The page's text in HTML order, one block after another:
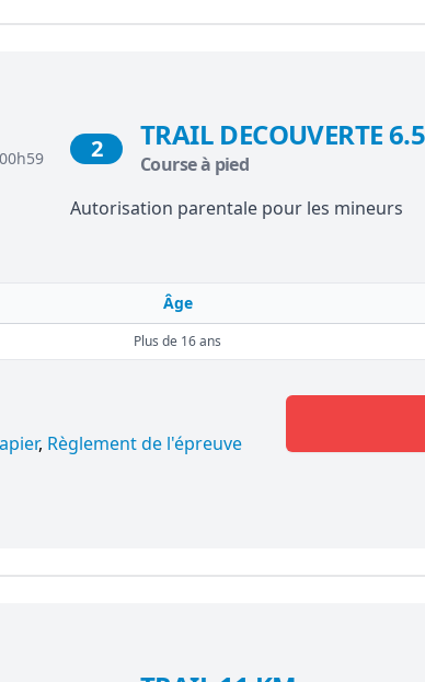
2 TRAIL DECOUVERTE
Course à pied
Autorisation parentale pour les mineurs
Âge
Plus de 16 ans
, Règlement de l'épreuve